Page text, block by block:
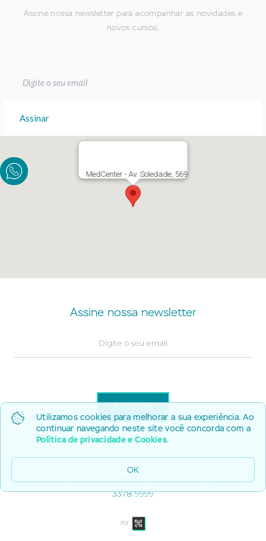
Utilizamos cookies para melhorar a sua experiência. Ao
continuar navegando neste site você concorda com a
Política de privacidade e Cookies.
OK
Assine nossa newsletter para acompanhar as novidades e
novos cursos.
MedCenter - Av. Soledade, 569
Assine nossa newsletter
© MedCenter | Av. Soledade, 569 - Bairro Três Figueiras - 51
3378 9999
Por